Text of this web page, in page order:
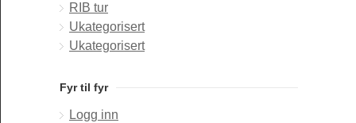
RIB tur
Ukategorisert
Ukategorisert
Fyr til fyr
Logg inn